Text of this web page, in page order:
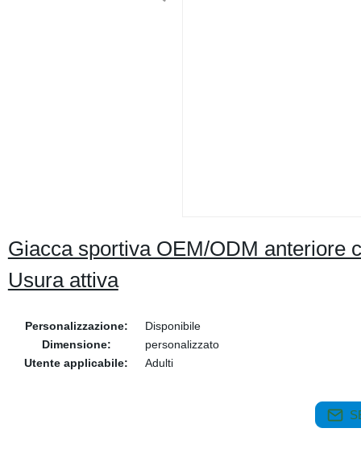
Giacca sportiva OEM/ODM anteriore
Usura attiva
Personalizzazione:
Disponibile
Dimensione:
personalizzato
Utente applicabile:
Adulti